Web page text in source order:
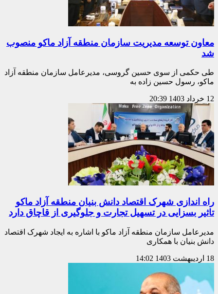
معاون توسعه مدیریت سازمان منطقه آزاد ماکو منصوب
شد
طی حکمی از سوی حسین گروسی، مدیرعامل سازمان منطقه آزاد
ماکو، رسول حسین زاده به
12 خرداد 1403 20:39
راه اندازی شهرک اقتصاد دانش بنیان منطقه آزاد ماکو
تاثیر بسزایی در تسهیل تجارت و جلوگیری از قاچاق دارد
مدیرعامل سازمان منطقه آزاد ماکو با اشاره به ایجاد شهرک اقتصاد
دانش بنیان با همکاری
18 اردیبهشت 1403 14:02